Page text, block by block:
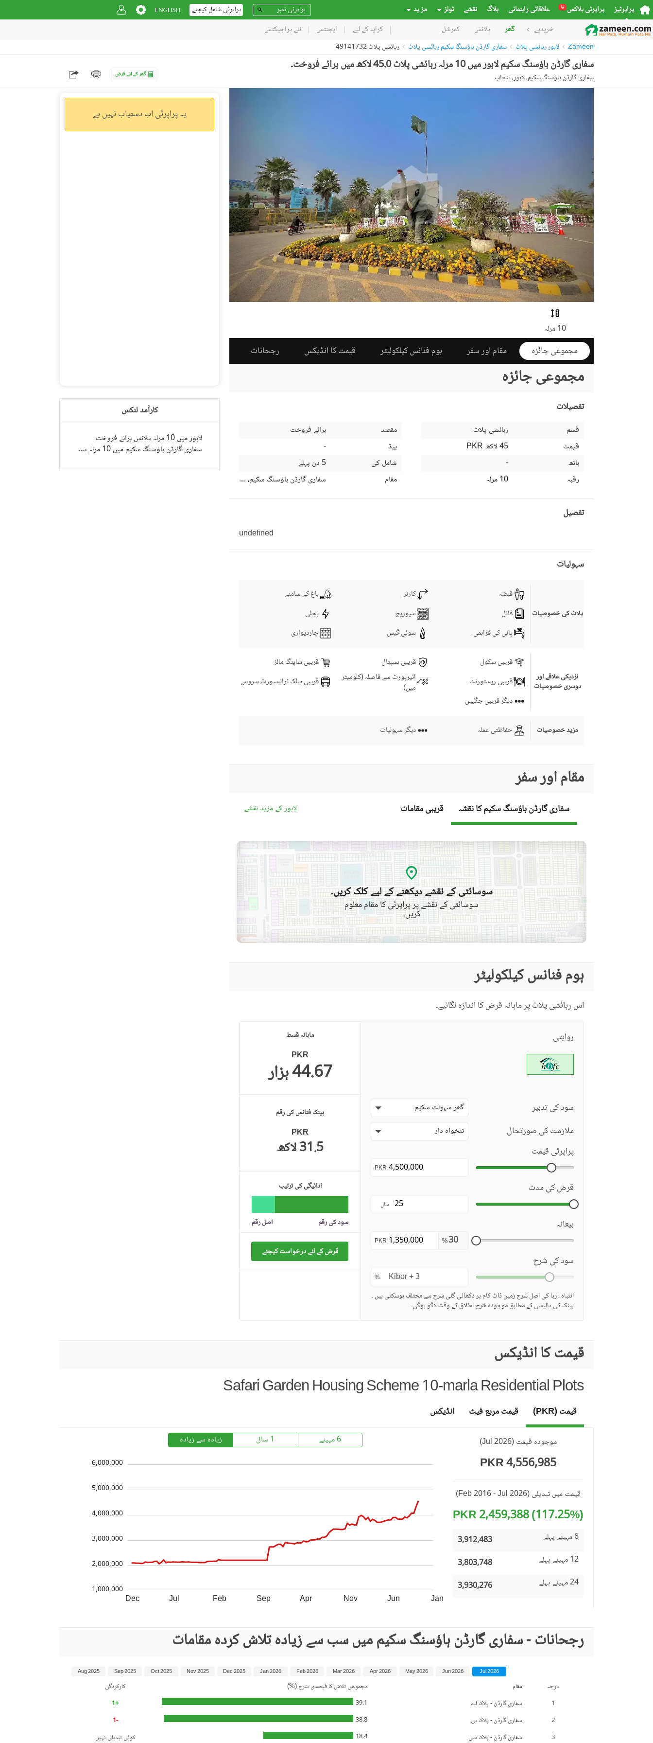
پراپرٹیز پراپرٹی بلاکس نیا علاقائی راہنمائی بلاگ نقشے ٹولز مز ید پراپرٹی شامل کیجئے
خریدیے گھر پلاٹس کمرشل کرایہ کے لیے ایجنٹس نئے پراجیکٹس
Zameen لاہور رہائشی پلاٹ سفاری گارڈن ہاؤسنگ سکیم رہائشی پلاٹ رہائشی پلاٹ 49141732
سفاری گارڈن ہاؤسنگ سکیم لاہور میں 10 مرلہ رہائشی پلاٹ 45.0 لاکھ میں برائے فروخت۔
سفاری گارڈن ہاؤسنگ سکیم، لاہور، پنجاب گھر کے لئے قرض
10 مرلہ
مجموعی جائزہ مقام اور سفر ہوم فنانس کیلکولیٹر قیمت کا انڈیکس رجحانات
مجموعی جائزہ
تفصیلات
قسم
رہائشی پلاٹ
قیمت
PKR
45 لاکھ
باتھ
-
رقبہ
10 مرلہ
مقصد
برائے فروخت
بیڈ
-
شامل کی
5 دن پہلے
مقام
سفاری گارڈن ہاؤسنگ سکیم، لاہور، پنجاب
تفصیل
undefined
سہولیات
پلاٹ کی خصوصیات
قبضہ کارنر
باغ کے سامنے
فائل
سیوریج
بجلی
پانی کی فراہمی
سوئی گیس چاردیواری
نزدیکی علاقے اور
دوسری خصوصیات
قریبی سکول قریبی ہسپتال
قریبی شاپنگ مالز
قریبی ریسٹورنٹ
ائیرپورٹ سے فاصلہ (کلومیٹر
میں)
قریبی پبلک ٹرانسپورٹ سروس
دیگر قریبی جگہیں
مزید خصوصیات حفاظتی عملہ دیگر سہولیات
مقام اور سفر
سفاری گارڈن ہاؤسنگ سکیم کا نقشہ قریبی مقامات لاہور کے مزید نقشے
سوسائٹی کے نقشے دیکھنے کے لیے کلک کریں۔
سوسائٹی کے نقشے پر پراپرٹی کا مقام معلوم
کریں۔
ہوم فنانس کیلکولیٹر
اس رہائشی پلاٹ پر ماہانہ قرض کا اندازہ لگائیے۔
روایتی
سود کی تدبیر گھر سہولت سکیم
ملازمت کی صورتحال تنخواہ دار
پراپرٹی قیمت
PKR
قرض کی مدت
سال
بیعانہ
%
PKR
سود کی شرح
%
انتباہ : ربا کی اصل شرح زمین ڈاٹ کام پر دکھائی گئی شرح سے مختلف ہوسکتی ہیں ۔
بینک کی پالیسی کے مطابق موجودہ شرح اطلاق کے وقت لاگو ہوگی۔
ماہانہ قسط
PKR
44.67 ہزار
بینک فنانس کی رقم
PKR
31.5 لاکھ
ادائیگی کی ترتیب
سود کی رقم اصل رقم
قرض کے لئے درخواست کیجئے
قیمت کا انڈیکس
Safari Garden Housing Scheme 10-marla Residential Plots
موجودہ قیمت(
Jul 2026
)
4,556,985 PKR
قیمت میں تبدیلی(Feb 2016 - Jul 2026)
(117.25%) 2,459,388 PKR
6 مہینے پہلے
3,912,483
12 مہینے پہلے
3,803,748
24 مہینے پہلے
3,930,276
6 مہینے 1 سال زیادہ سے زیادہ
Dec Jul Feb Sep Apr Nov Jun Jan
1,000,000
2,000,000
3,000,000
4,000,000
5,000,000
6,000,000
قیمت (PKR) قیمت مربع فیٹ انڈیکس
رجحانات - سفاری گارڈن ہاؤسنگ سکیم میں سب سے زیادہ تلاش کردہ مقامات
درجہ مقام مجموعی تلاش کا فیصدی شرح (%)
کارکردگی
1
سفاری گارڈن - بلاک اے 39.1
+1
2
سفاری گارڈن - بلاک بی 38.8
-1
3
سفاری گارڈن - بلاک سی 18.4 کوئی تبدیلی نہیں
Jul 2026
Jun 2026
May 2026
Apr 2026
Mar 2026
Feb 2026
Jan 2026
Dec 2025
Nov 2025
Oct 2025
Sep 2025
Aug 2025
یہ پراپرٹی اب دستیاب نہیں ہے
کارآمد لنکس
لاہور میں 10 مرلہ پلاٹس برائے فروخت
سفاری گارڈن ہاؤسنگ سکیم میں 10 مرلہ پلاٹس برائے فروخت